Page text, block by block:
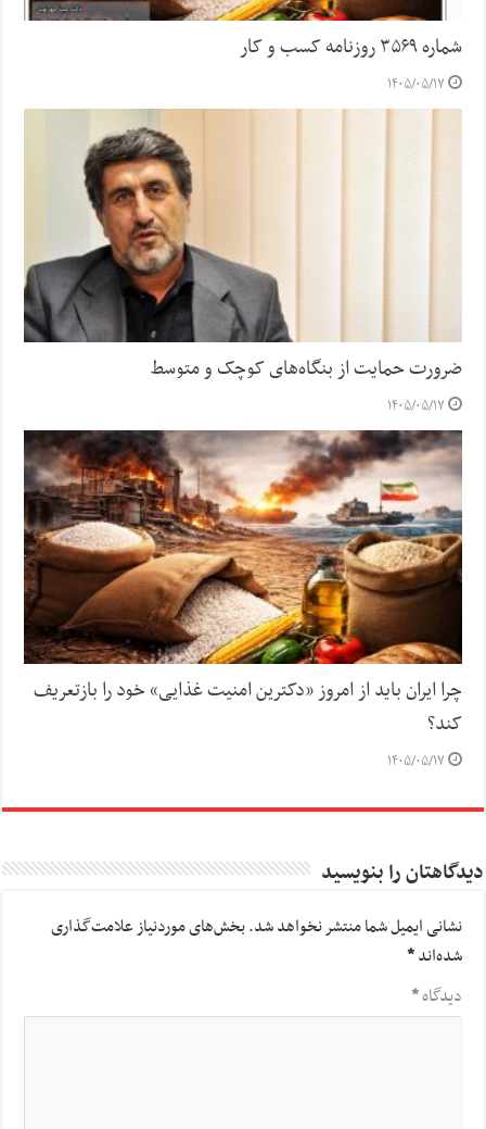
شماره ۳۵۶۹ روزنامه کسب و کار
۱۴۰۵/۰۵/۱۷
ضرورت حمایت از بنگاه‌های کوچک و متوسط
۱۴۰۵/۰۵/۱۷
چرا ایران باید از امروز «دکترین امنیت غذایی» خود را بازتعریف
کند؟
۱۴۰۵/۰۵/۱۷
دیدگاهتان را بنویسید
نشانی ایمیل شما منتشر نخواهد شد.بخش‌های موردنیاز علامت‌گذاری
شده‌اند*
دیدگاه*